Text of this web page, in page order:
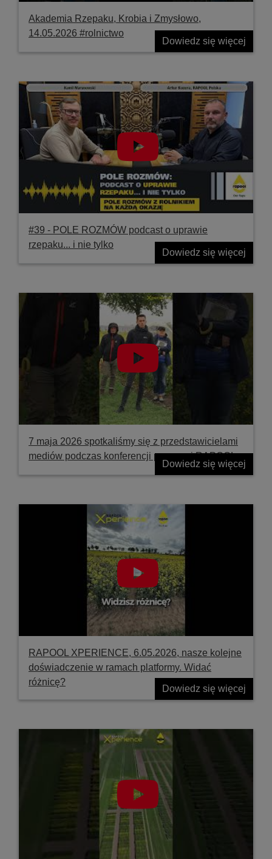
Akademia Rzepaku, Krobia i Zmysłowo,
14.05.2026 #rolnictwo
Dowiedz się więcej
#39 ‐ POLE ROZMÓW podcast o uprawie
rzepaku... i nie tylko
Dowiedz się więcej
7 maja 2026 spotkaliśmy się z przedstawicielami
mediów podczas konferencji prasowej RAPOOL
Dowiedz się więcej
RAPOOL XPERIENCE, 6.05.2026, nasze kolejne
doświadczenie w ramach platformy. Widać
różnicę?
Dowiedz się więcej